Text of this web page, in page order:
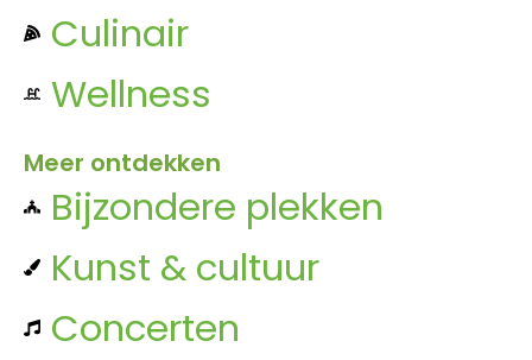
Culinair
Wellness
Meer ontdekken
Bijzondere plekken
Kunst & cultuur
Concerten